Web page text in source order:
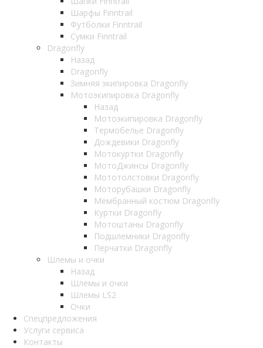
Шарфы Finntrail
Футболки Finntrail
Сумки Finntrail
Dragonfly
Назад
Dragonfly
Зимняя экипировка Dragonfly
Мотоэкипировка Dragonfly
Назад
Мотоэкипировка Dragonfly
Термобелье Dragonfly
Дождевики Dragonfly
Мотокуртки Dragonfly
МотоДжинсы Dragonfly
Мототолстовки Dragonfly
Моторубашки Dragonfly
Мембранный костюм Dragonfly
Куртки Dragonfly
Мотоштаны Dragonfly
Подшлемники Dragonfly
Перчатки Dragonfly
Шлемы и очки
Назад
Шлемы и очки
Шлемы LS2
Очки
Спецпредложения
Услуги сервиса
Контакты